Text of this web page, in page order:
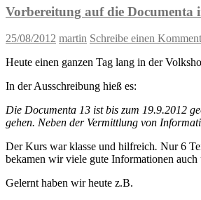
Vorbereitung auf die Documenta
25/08/2012 martin Schreibe einen
Heute einen ganzen Tag lang in der
In der Ausschreibung hieß es:
Die Documenta 13 ist bis zum 19.9.2012
gehen. Neben der Vermittlung von
Der Kurs war klasse und hilfreich. Nur 6
bekamen wir viele gute Informationen
Gelernt haben wir heute z.B.